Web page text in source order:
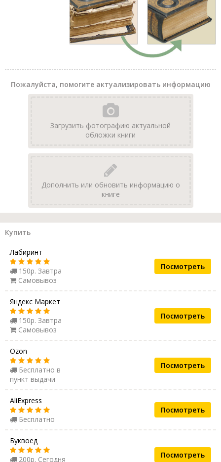
Пожалуйста, помогите актуализировать информацию
Загрузить фотографию актуальной
обложки книги
Дополнить или обновить информацию о
книге
Купить
Лабиринт
150р. Завтра
Самовывоз
Посмотреть
Яндекс Маркет
150р. Завтра
Самовывоз
Посмотреть
Ozon
Бесплатно в
пункт выдачи
Посмотреть
AliExpress
Бесплатно
Посмотреть
Буквоед
200р. Сегодня
Посмотреть